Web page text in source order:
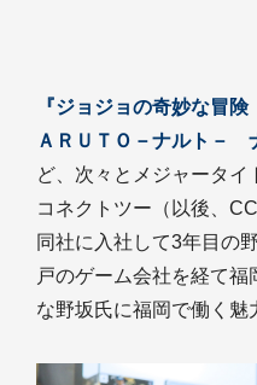
『ジョジョの奇妙な冒
ＡＲＵＴＯ－ナルト－
ど、次々とメジャータ
コネクトツー（以後、
同社に入社して3年目の
戸のゲーム会社を経て
な野坂氏に福岡で働く魅